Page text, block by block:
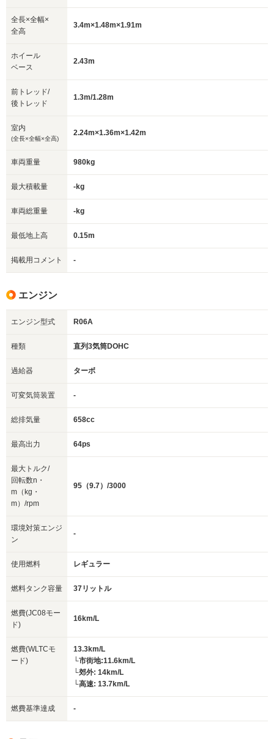
全長×全幅×
全高
3.4m×1.48m×1.91m
ホイール
ベース
2.43m
前トレッド/
後トレッド
1.3m/1.28m
室内
(全長×全幅×全高)
2.24m×1.36m×1.42m
車両重量 980kg
最大積載量 -kg
車両総重量 -kg
最低地上高 0.15m
掲載用コメント -
エンジン
エンジン型式 R06A
種類 直列3気筒DOHC
過給器 ターボ
可変気筒装置 -
総排気量 658cc
最高出力 64ps
最大トルク/
回転数n・
m（kg・
m）/rpm
95（9.7）/3000
環境対策エンジ
ン
-
使用燃料 レギュラー
燃料タンク容量 37リットル
燃費(JC08モー
ド)
16km/L
燃費(WLTCモ
ード)
13.3km/L
└市街地:11.6km/L
└郊外: 14km/L
└高速: 13.7km/L
燃費基準達成 -